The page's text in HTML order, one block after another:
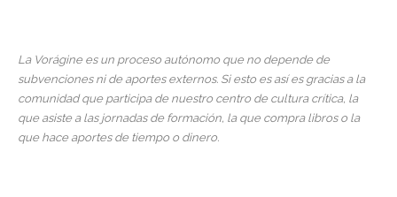
La Vorágine es un proceso autónomo que no depende de
subvenciones ni de aportes externos. Si esto es así es gracias a la
comunidad que participa de nuestro centro de cultura crítica, la
que asiste a las jornadas de formación, la que compra libros o la
que hace aportes de tiempo o dinero.